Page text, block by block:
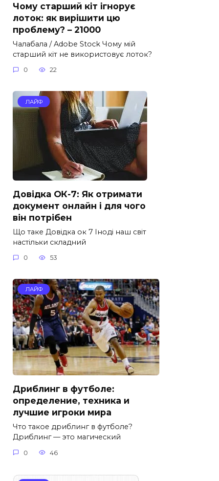
Чому старший кіт ігнорує
лоток: як вирішити цю
проблему? – 21000
Чалабала / Adobe Stock Чому мій
старший кіт не використовує лоток?
0 22
ЛАЙФ
Довідка ОК-7: Як отримати
документ онлайн і для чого
він потрібен
Що таке Довідка ок 7 Іноді наш світ
настільки складний
0 53
ЛАЙФ
Дриблинг в футболе:
определение, техника и
лучшие игроки мира
Что такое дриблинг в футболе?
Дриблинг — это магический
0 46